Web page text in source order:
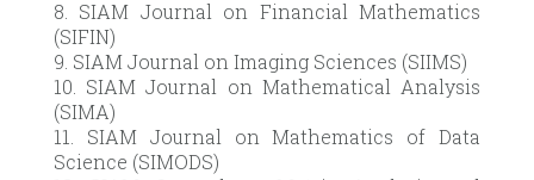
8. SIAM Journal on Financial Mathematics
(SIFIN)
9. SIAM Journal on Imaging Sciences (SIIMS)
10. SIAM Journal on Mathematical Analysis
(SIMA)
11. SIAM Journal on Mathematics of Data
Science (SIMODS)